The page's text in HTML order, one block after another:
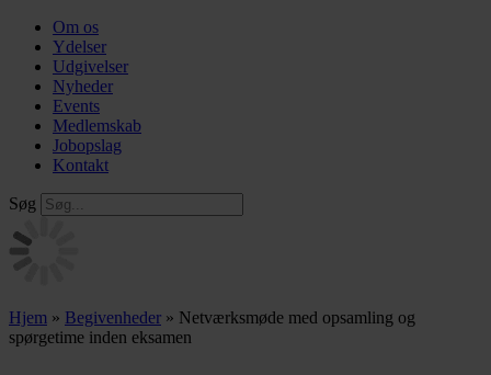
Om os
Ydelser
Udgivelser
Nyheder
Events
Medlemskab
Jobopslag
Kontakt
Søg
Hjem » Begivenheder » Netværksmøde med opsamling og
spørgetime inden eksamen